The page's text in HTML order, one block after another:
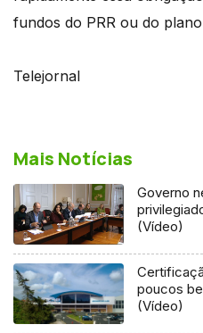
fundos do PRR ou do
Telejornal
Mais Notícias
Governo
(Vídeo)
poucos
(Vídeo)